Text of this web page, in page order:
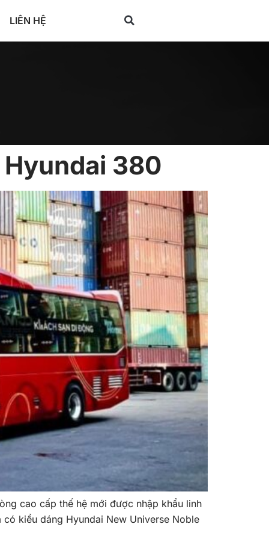
LIÊN HỆ
380
cao cấp thế hệ mới được nhập khẩu linh
kiểu dáng Hyundai New Universe Noble